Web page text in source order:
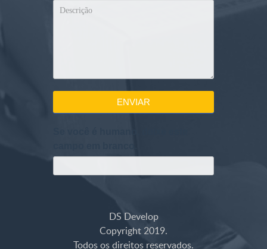
ENVIAR
DS Develop
Copyright 2019.
Todos os direitos reservados.